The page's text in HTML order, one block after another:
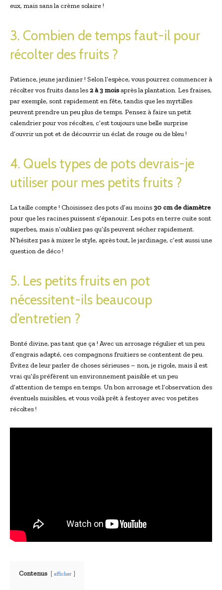
eux, mais sans la crème solaire !
3. Combien de temps faut-il pour
récolter des fruits ?
Patience, jeune jardinier ! Selon l’espèce, vous pourrez commencer à
récolter vos fruits dans les2 à 3 moisaprès la plantation. Les fraises,
par exemple, sont rapidement en fête, tandis que les myrtilles
peuvent prendre un peu plus de temps. Pensez à faire un petit
calendrier pour vos récoltes, c’est toujours une belle surprise
d’ouvrir un pot et de découvrir un éclat de rouge ou de bleu !
4. Quels types de pots devrais-je
utiliser pour mes petits fruits ?
La taille compte ! Choisissez des pots d’au moins30 cm de diamètre
pour que les racines puissent s’épanouir. Les pots en terre cuite sont
superbes, mais n’oubliez pas qu’ils peuvent sécher rapidement.
N’hésitez pas à mixer le style, après tout, le jardinage, c’est aussi une
question de déco !
5. Les petits fruits en pot
nécessitent-ils beaucoup
d’entretien ?
Bonté divine, pas tant que ça ! Avec un arrosage régulier et un peu
d’engrais adapté, ces compagnons fruitiers se contentent de peu.
Évitez de leur parler de choses sérieuses – non, je rigole, mais il est
vrai qu’ils préfèrent un environnement paisible et un peu
d’attention de temps en temps. Un bon arrosage et l’observation des
éventuels nuisibles, et vous voilà prêt à festoyer avec vos petites
récoltes !
Contenus afficher